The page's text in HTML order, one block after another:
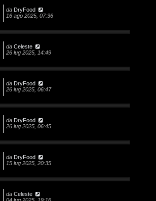
da DryFood
16 ago 2025, 07:36
da Celeste
26 lug 2025, 14:49
da DryFood
26 lug 2025, 06:47
da DryFood
26 lug 2025, 06:45
da DryFood
15 lug 2025, 20:35
da Celeste